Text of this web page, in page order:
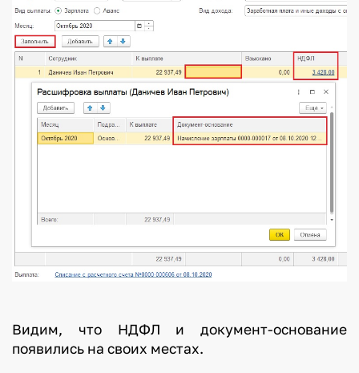
Видим, что НДФЛ и документ-основание
появились на своих местах.